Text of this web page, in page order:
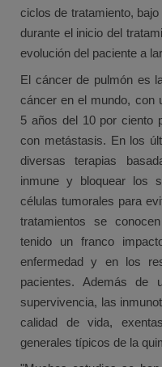
ciclos de tratamiento,
durante el inicio del
evolución del paciente a
El cáncer de pulmón es
cáncer en el mundo, con
5 años del 10 por ciento
con metástasis. En los
diversas terapias
inmune y bloquear los
células tumorales para
tratamientos se
tenido un franco
enfermedad y en los
pacientes. Además
supervivencia, las
calidad de vida,
generales típicos de la